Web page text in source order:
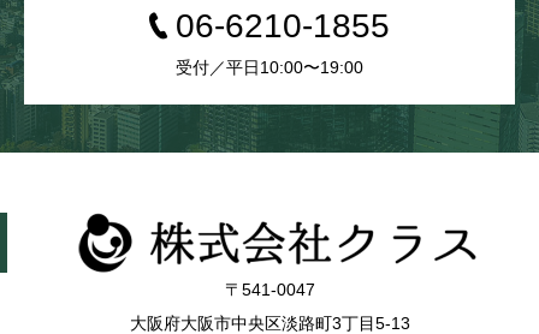
06-6210-1855
受付／平日10:00〜19:00
〒541-0047
大阪府大阪市中央区淡路町3丁目5-13